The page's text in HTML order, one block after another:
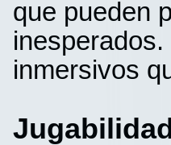
que pueden
inmersivos